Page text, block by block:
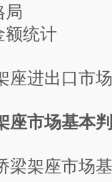
统计
进出口市
座市场基本
架座市场基